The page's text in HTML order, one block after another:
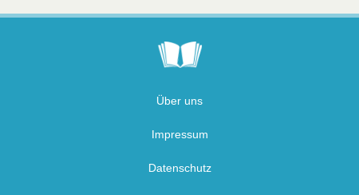
Über uns
Impressum
Datenschutz